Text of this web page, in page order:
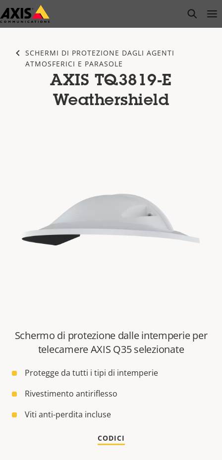
Salta
al
open
SCHERMI DI PROTEZIONE DAGLI AGENTI
ATMOSFERICI E PARASOLE
AXIS TQ3819-E
Weathershield
Schermo di protezione dalle intemperie per
telecamere AXIS Q35 selezionate
Protegge da tutti i tipi di intemperie
Rivestimento antiriflesso
Viti anti-perdita incluse
CODICI